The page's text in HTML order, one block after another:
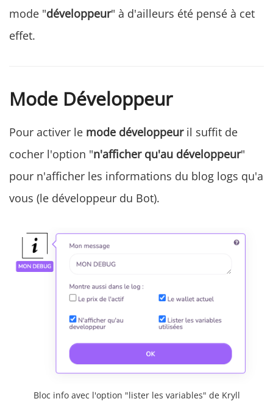
mode "développeur" à d'ailleurs été pensé à cet
effet.
Mode Développeur
Pour activer le mode développeuril suffit de
cocher l'option "n'afficher qu'au développeur"
pour n'afficher les informations du blog logs qu'a
vous (le développeur du Bot).
Bloc info avec l'option "lister les variables" de Kryll